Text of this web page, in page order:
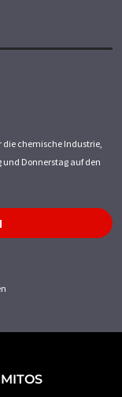
die chemische Industrie,
und Donnerstag auf den